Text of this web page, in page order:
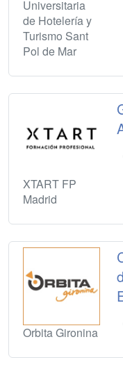
Universitaria
de Hotelería y
Turismo Sant
Pol de Mar
XTART FP
Madrid
Orbita Gironina